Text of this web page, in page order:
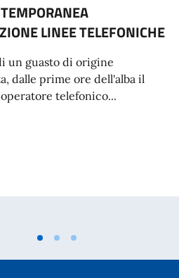
LINEE TELEFONICHE
un guasto di origine
dalle prime ore dell'alba il
telefonico...
TEMPORANEA INTERRUZIONE LINEE